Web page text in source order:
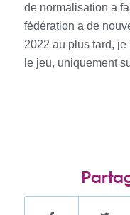
de normalisation a
fédération a de
2022 au plus tard,
le jeu, uniquement